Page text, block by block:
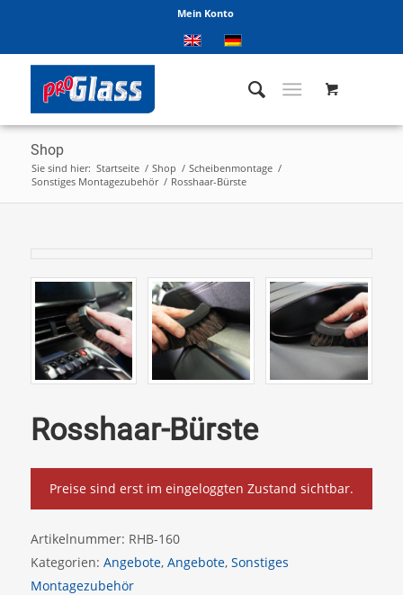
Mein Konto
Shop
Sie sind hier: Startseite / Shop / Scheibenmontage /
Sonstiges Montagezubehör / Rosshaar-Bürste
Rosshaar-Bürste
Preise sind erst im eingeloggten Zustand sichtbar.
Artikelnummer: RHB-160
Kategorien: Angebote, Angebote, Sonstiges
Montagezubehör